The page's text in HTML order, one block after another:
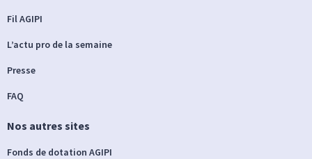
Fil AGIPI
L’actu pro de la semaine
Presse
FAQ
Nos autres sites
Fonds de dotation AGIPI